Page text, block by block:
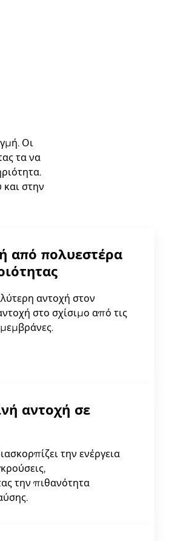
Οι
τα να
στην
από πολυεστέρα
αντοχή στον
στο σχίσιμο από τις
αντοχή σε
την ενέργεια
την πιθανότητα